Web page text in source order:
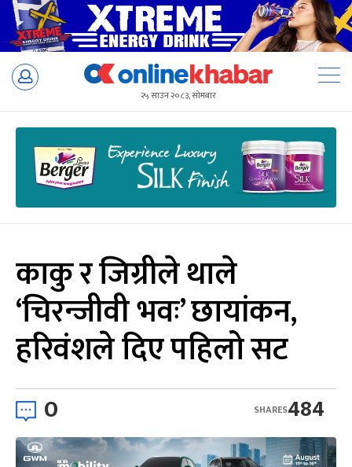
Skip
२५ साउन २०८३, सोमबार
काकु र जिग्रीले थाले
‘चिरन्जीवी भवः’ छायांकन,
हरिवंशले दिए पहिलो सट
0 484
SHARES